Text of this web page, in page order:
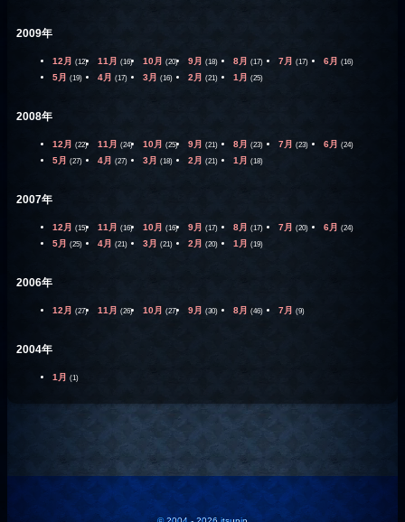
2009年
12月 (12) 11月 (16) 10月 (20) 9月 (18) 8月 (17) 7月 (17) 6月 (16)
5月 (19) 4月 (17) 3月 (16) 2月 (21) 1月 (25)
2008年
12月 (22) 11月 (24) 10月 (25) 9月 (21) 8月 (23) 7月 (23) 6月 (24)
5月 (27) 4月 (27) 3月 (18) 2月 (21) 1月 (18)
2007年
12月 (15) 11月 (16) 10月 (16) 9月 (17) 8月 (17) 7月 (20) 6月 (24)
5月 (25) 4月 (21) 3月 (21) 2月 (20) 1月 (19)
2006年
12月 (27) 11月 (26) 10月 (27) 9月 (30) 8月 (46) 7月 (9)
2004年
1月 (1)